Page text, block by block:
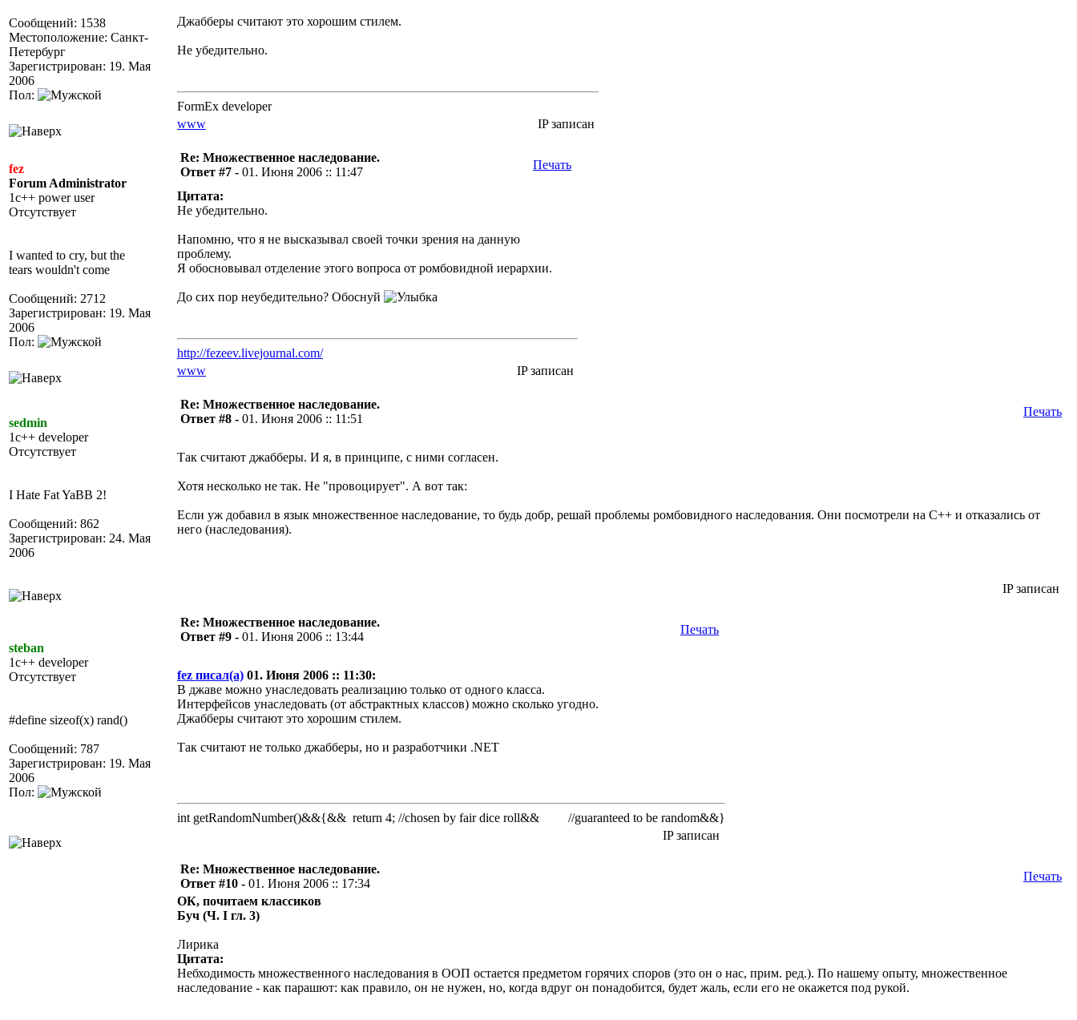
Сообщений: 1538
Местоположение: Санкт-
Петербург
Зарегистрирован: 19. Мая
2006
Пол:
Джабберы считают это хорошим стилем.
Не убедительно.
FormEx developer
www
IP записан
fez
Forum Administrator
1c++ power user
Отсутствует
I wanted to cry, but the
tears wouldn't come
Сообщений: 2712
Зарегистрирован: 19. Мая
2006
Пол:
Re: Множественное наследование.
Ответ #7 - 01. Июня 2006 :: 11:47
Печать
Цитата:
Не убедительно.
Напомню, что я не высказывал своей точки зрения на данную
проблему.
Я обосновывал отделение этого вопроса от ромбовидной иерархии.
До сих пор неубедительно? Обоснуй
http://fezeev.livejournal.com/
www
IP записан
sedmin
1c++ developer
Отсутствует
I Hate Fat YaBB 2!
Сообщений: 862
Зарегистрирован: 24. Мая
2006
Re: Множественное наследование.
Ответ #8 - 01. Июня 2006 :: 11:51
Печать
Так считают джабберы. И я, в принципе, с ними согласен.
Хотя несколько не так. Не "провоцирует". А вот так:
Если уж добавил в язык множественное наследование, то будь добр, решай проблемы ромбовидного наследования. Они посмотрели на С++ и отказались от
него (наследования).
IP записан
steban
1c++ developer
Отсутствует
#define sizeof(x) rand()
Сообщений: 787
Зарегистрирован: 19. Мая
2006
Пол:
Re: Множественное наследование.
Ответ #9 - 01. Июня 2006 :: 13:44
Печать
fez писал(а) 01. Июня 2006 :: 11:30:
В джаве можно унаследовать реализацию только от одного класса.
Интерфейсов унаследовать (от абстрактных классов) можно сколько угодно.
Джабберы считают это хорошим стилем.
Так считают не только джабберы, но и разработчики .NET
int getRandomNumber()&&{&& return 4; //chosen by fair dice roll&& //guaranteed to be random&&}
IP записан
Re: Множественное наследование.
Ответ #10 - 01. Июня 2006 :: 17:34
Печать
ОК, почитаем классиков
Буч (Ч. I гл. 3)
Лирика
Цитата:
Небходимость множественного наследования в ООП остается предметом горячих споров (это он о нас, прим. ред.). По нашему опыту, множественное
наследование - как парашют: как правило, он не нужен, но, когда вдруг он понадобится, будет жаль, если его не окажется под рукой.